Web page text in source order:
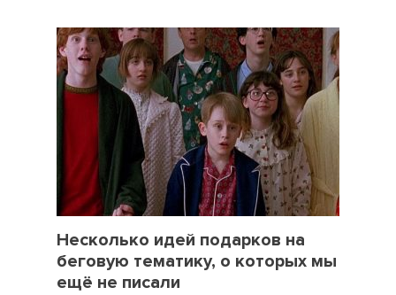
Несколько идей подарков на
беговую тематику, о которых мы
ещё не писали